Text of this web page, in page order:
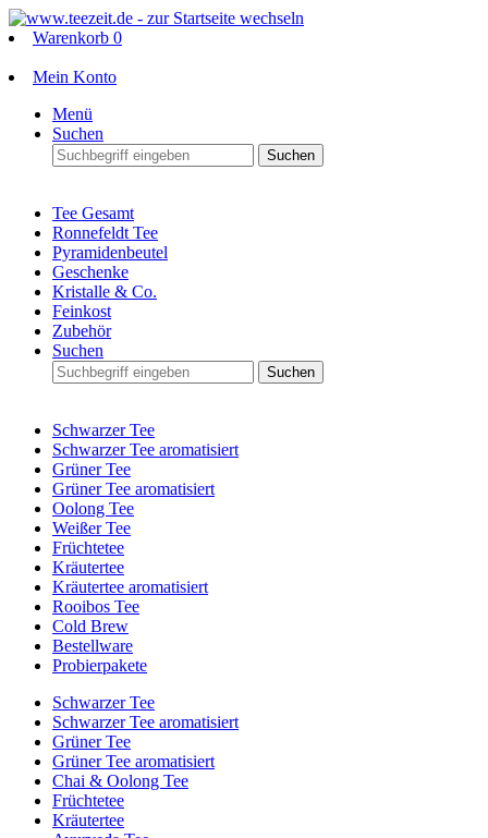
Warenkorb 0
Mein Konto
Menü
Suchen
Suchen
Tee Gesamt
Ronnefeldt Tee
Pyramidenbeutel
Geschenke
Kristalle & Co.
Feinkost
Zubehör
Suchen
Suchen
Schwarzer Tee
Schwarzer Tee aromatisiert
Grüner Tee
Grüner Tee aromatisiert
Oolong Tee
Weißer Tee
Früchtetee
Kräutertee
Kräutertee aromatisiert
Rooibos Tee
Cold Brew
Bestellware
Probierpakete
Schwarzer Tee
Schwarzer Tee aromatisiert
Grüner Tee
Grüner Tee aromatisiert
Chai & Oolong Tee
Früchtetee
Kräutertee